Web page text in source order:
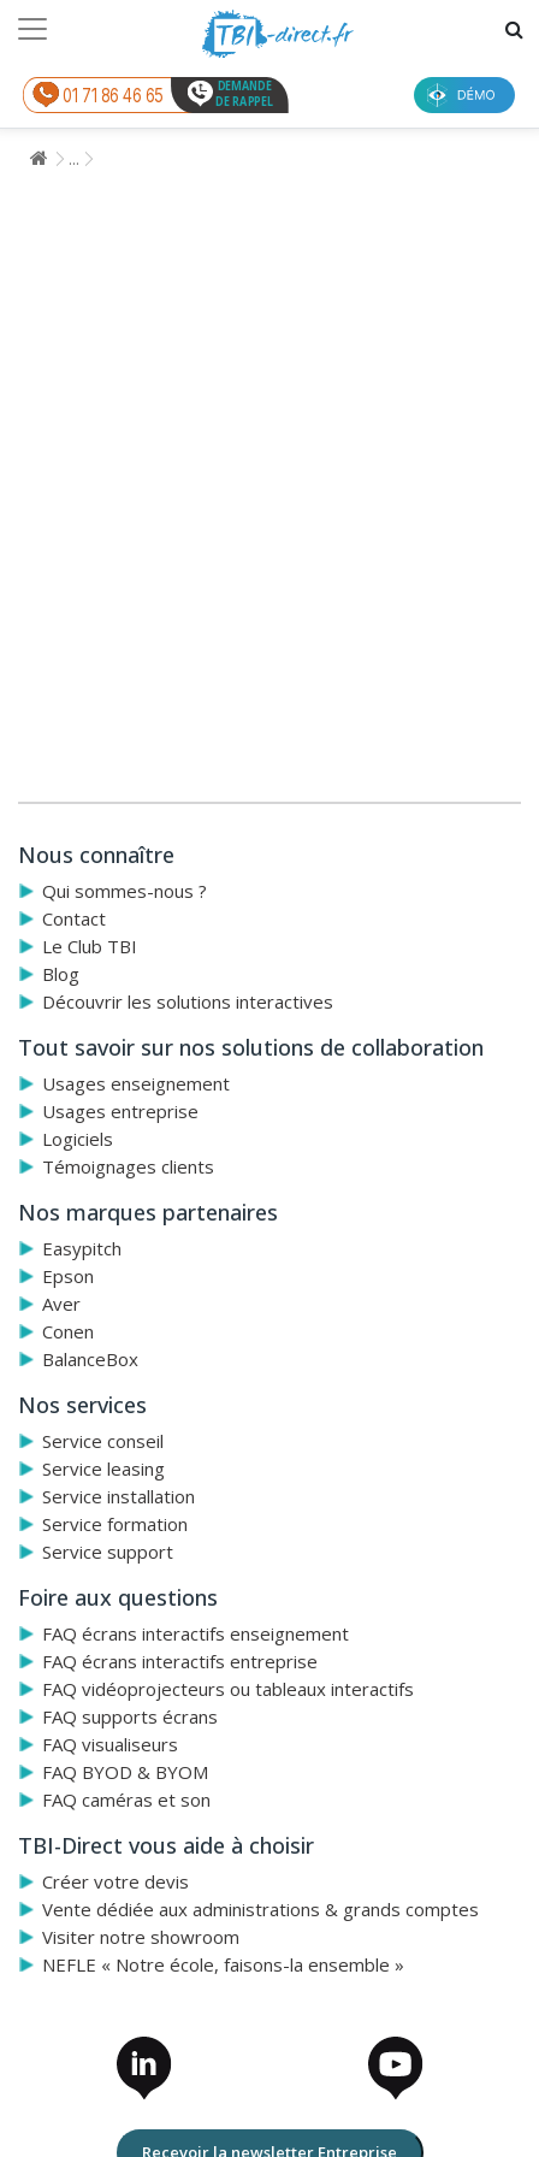
01 71 86 46 65
DEMANDE
DE RAPPEL
...
Nous connaître
Qui sommes-nous ?
Contact
Le Club TBI
Blog
Découvrir les solutions interactives
Tout savoir sur nos solutions de collaboration
Usages enseignement
Usages entreprise
Logiciels
Témoignages clients
Nos marques partenaires
Easypitch
Epson
Aver
Conen
BalanceBox
Nos services
Service conseil
Service leasing
Service installation
Service formation
Service support
Foire aux questions
FAQ écrans interactifs enseignement
FAQ écrans interactifs entreprise
FAQ vidéoprojecteurs ou tableaux interactifs
FAQ supports écrans
FAQ visualiseurs
FAQ BYOD & BYOM
FAQ caméras et son
TBI-Direct vous aide à choisir
Créer votre devis
Vente dédiée aux administrations & grands comptes
Visiter notre showroom
NEFLE « Notre école, faisons-la ensemble »
Recevoir la newsletter Entreprise